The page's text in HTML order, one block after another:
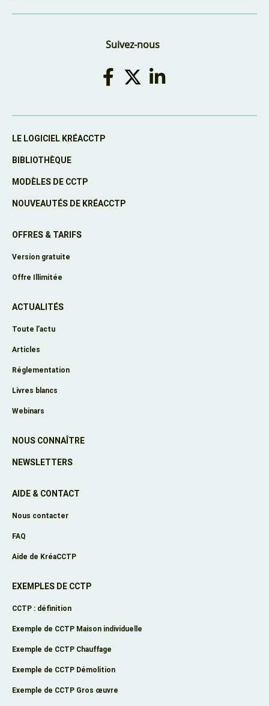
Suivez-nous
LE LOGICIEL KRÉACCTP
BIBLIOTHÈQUE
MODÈLES DE CCTP
NOUVEAUTÉS DE KRÉACCTP
OFFRES & TARIFS
Version gratuite
Offre Illimitée
ACTUALITÉS
Toute l’actu
Articles
Réglementation
Livres blancs
Webinars
NOUS CONNAÎTRE
NEWSLETTERS
AIDE & CONTACT
Nous contacter
FAQ
Aide de KréaCCTP
EXEMPLES DE CCTP
CCTP : définition
Exemple de CCTP Maison individuelle
Exemple de CCTP Chauffage
Exemple de CCTP Démolition
Exemple de CCTP Gros œuvre